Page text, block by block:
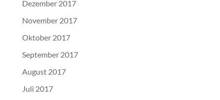
Dezember 2017
November 2017
Oktober 2017
September 2017
August 2017
Juli 2017